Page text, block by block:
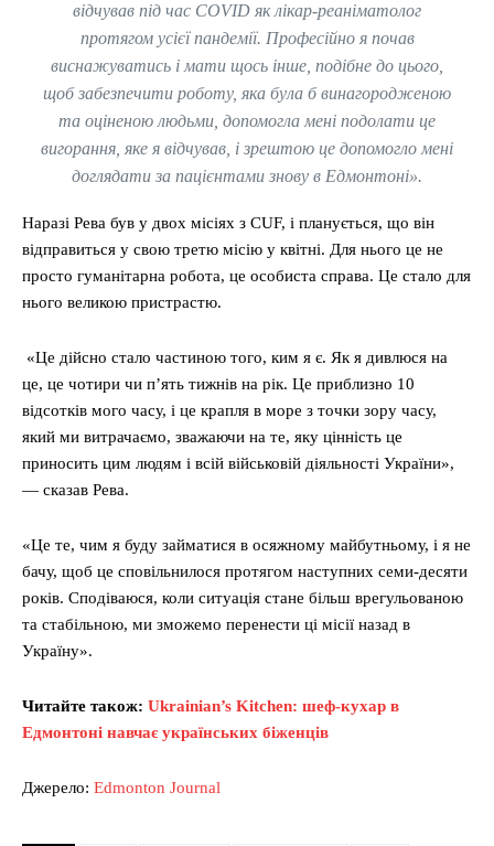
відчував під час COVID як лікар-реаніматолог
протягом усієї пандемії. Професійно я почав
виснажуватись і мати щось інше, подібне до цього,
щоб забезпечити роботу, яка була б винагородженою
та оціненою людьми, допомогла мені подолати це
вигорання, яке я відчував, і зрештою це допомогло мені
доглядати за пацієнтами знову в Едмонтоні».
Наразі Рева був у двох місіях з CUF, і планується, що він
відправиться у свою третю місію у квітні. Для нього це не
просто гуманітарна робота, це особиста справа. Це стало для
нього великою пристрастю.
«Це дійсно стало частиною того, ким я є. Як я дивлюся на
це, це чотири чи п’ять тижнів на рік. Це приблизно 10
відсотків мого часу, і це крапля в море з точки зору часу,
який ми витрачаємо, зважаючи на те, яку цінність це
приносить цим людям і всій військовій діяльності України»,
— сказав Рева.
«Це те, чим я буду займатися в осяжному майбутньому, і я не
бачу, щоб це сповільнилося протягом наступних семи-десяти
років. Сподіваюся, коли ситуація стане більш врегульованою
та стабільною, ми зможемо перенести ці місії назад в
Україну».
Читайте також: Ukrainian’s Kitchen: шеф-кухар в
Едмонтоні навчає українських біженців
Джерело: Edmonton Journal